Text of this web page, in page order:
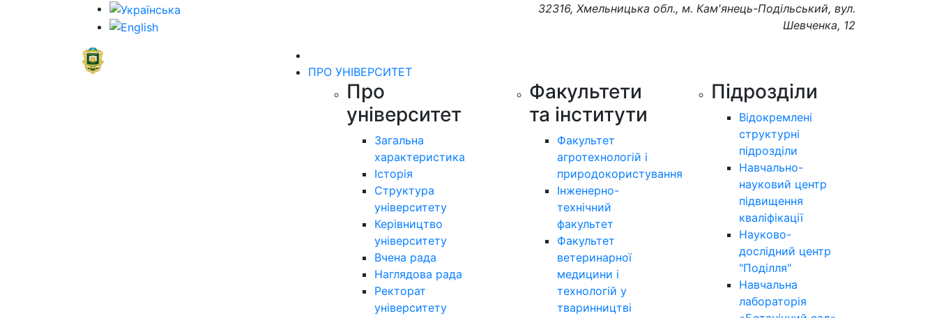
32316, Хмельницька обл., м. Кам'янець-Подільський, вул.
Шевченка, 12
ПРО УНІВЕРСИТЕТ
Про
університет
Загальна
характеристика
Історія
Структура
університету
Керівництво
університету
Вчена рада
Наглядова рада
Ректорат
університету
Факультети
та інститути
Факультет
агротехнологій і
природокористування
Інженерно-
технічний
факультет
Факультет
ветеринарної
медицини і
технологій у
тваринництві
Підрозділи
Відокремлені
структурні
підрозділи
Навчально-
науковий центр
підвищення
кваліфікації
Науково-
дослідний центр
"Поділля"
Навчальна
лабораторія